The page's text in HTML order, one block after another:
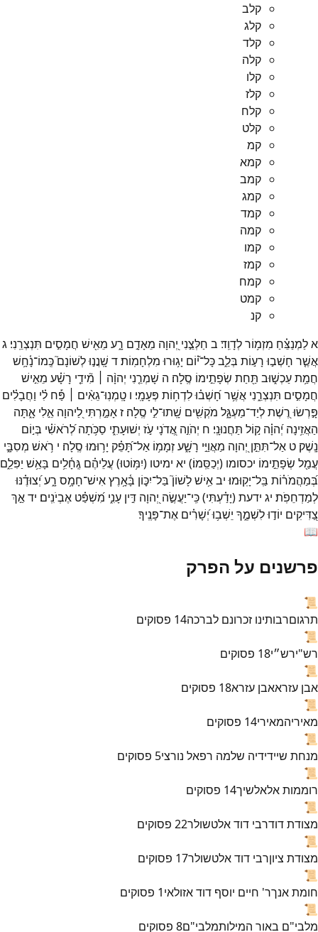
קלב
קלג
קלד
קלה
קלו
קלז
קלח
קלט
קמ
קמא
קמב
קמג
קמד
קמה
קמו
קמז
קמח
קמט
קנ
אלַמְנַצֵּ֗חַ מִזְמ֥וֹרלְדָוִֽד׃ ב חַלְּצֵ֣נִי יְ֭הוָה מֵאָדָ֣ם רָ֑ע מֵאִ֖ישׁ חֲמָסִ֣ים תִּנְצְרֵֽנִי׃ ג
אֲשֶׁ֤ר חָשְׁב֣וּ רָע֣וֹת בְּלֵ֑בכָּל־י֝֗וֹם יָג֥וּרוּ מִלְחָמֽוֹת׃ד שָֽׁנֲנ֣וּלְשׁוֹנָם֮כְּֽמוֹ־נָ֫חָ֥שׁ
חֲמַ֥תעַכְשׁ֑וּב תַּ֖חַת שְׂפָתֵ֣ימוֹ סֶֽלָה׃ ה שָׁמְרֵ֤נִי יְהוָ֨ה ׀ מִ֘ידֵ֤י רָשָׁ֗ע מֵאִ֣ישׁ
חֲמָסִ֣ים תִּנְצְרֵ֑נִי אֲשֶׁ֥רחָ֝שְׁב֗וּלִדְח֥וֹת פְּעָמָֽי׃ ו טָֽמְנֽוּ־גֵאִ֨ים ׀ פַּ֡ח לִ֗י וַחֲבָלִ֗ים
פָּ֣רְשׂוּ רֶ֭שֶׁתלְיַד־מַעְגָּ֑ל מֹקְשִׁ֖ים שָֽׁתוּ־לִ֣י סֶֽלָה׃ זאָמַ֣רְתִּי לַ֭יהוָה אֵ֣לִי אָ֑תָּה
הַאֲזִ֥ינָה יְ֝הוָ֗ה ק֣וֹל תַּחֲנוּנָֽי׃ ח יְהֹוִ֣ה אֲ֭דֹנָי עֹ֣ז יְשׁוּעָתִ֑י סַכֹּ֥תָה לְ֝רֹאשִׁ֗י בְּי֣וֹם
נָֽשֶׁק׃ ט אַל־תִּתֵּ֣ן יְ֭הוָה מַאֲוַיֵּ֣י רָשָׁ֑עזְמָמ֥וֹ אַל־תָּ֝פֵ֗ק יָר֥וּמוּ סֶֽלָה׃ י רֹ֥אשׁ מְסִבָּ֑י
עֲמַ֖ל שְׂפָתֵ֣ימוֹ יכסומו (יְכַסֵּֽמוֹ׃) יא ימיטו (יִמּ֥וֹטוּ)עֲלֵיהֶ֗ם גֶּֽחָ֫לִ֥ים בָּאֵ֥שׁ יַפִּלֵ֑ם
בְּ֝מַהֲמֹר֗וֹת בַּֽל־יָקֽוּמוּ׃ יבאִ֥ישׁלָשׁוֹן֮ בַּל־יִכּ֪וֹן בָּ֫אָ֥רֶץאִישׁ־חָמָ֥ס רָ֑עיְ֝צוּדֶ֗נּוּ
לְמַדְחֵפֹֽת׃ יג ידעת(יָדַ֗עְתִּי)כִּֽי־יַעֲשֶׂ֣ה יְ֭הוָה דִּ֣ין עָנִ֑י מִ֝שְׁפַּ֗ט אֶבְיֹנִֽים׃ ידאַ֣ךְ
צַ֭דִּיקִים יוֹד֣וּלִשְׁמֶ֑ךָ יֵשְׁב֥וּיְ֝שָׁרִ֗ים אֶת־פָּנֶֽיךָ׃
📖
פרשנים על הפרק
📜
תרגוםרבותינו זכרונם לברכה14 פסוקים
📜
רש"ירש״י18 פסוקים
📜
אבן עזראאבן עזרא18 פסוקים
📜
מאיריהמאירי14 פסוקים
📜
מנחת שיידידיה שלמה רפאל נורצי5 פסוקים
📜
רוממות אלאלשיך14 פסוקים
📜
מצודת דודרבי דוד אלטשולר22 פסוקים
📜
מצודת ציוןרבי דוד אלטשולר17 פסוקים
📜
חומת אנךר' חיים יוסף דוד אזולאי1 פסוקים
📜
מלבי"ם באור המילותמלבי"ם8 פסוקים